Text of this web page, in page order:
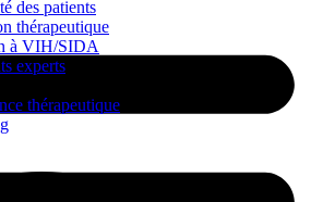
des patients
thérapeutique
à VIH/SIDA
experts
thérapeutique